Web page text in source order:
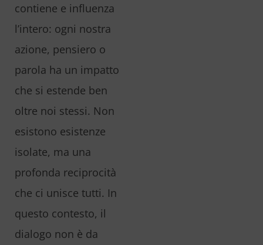
contiene e influenza
l’intero: ogni nostra
azione, pensiero o
parola ha un impatto
che si estende ben
oltre noi stessi. Non
esistono esistenze
isolate, ma una
profonda reciprocità
che ci unisce tutti. In
questo contesto, il
dialogo non è da